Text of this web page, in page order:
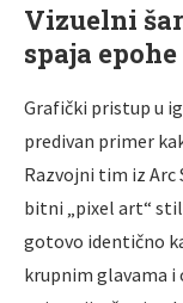
Vizuelni
spaja epohe
Grafički pristup u
predivan primer
Razvojni tim iz Arc
bitni „pixel art“
gotovo identično
krupnim glavama